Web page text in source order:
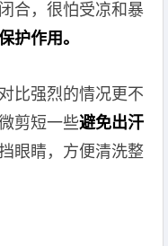
合，很怕受凉和暴
护作用。
比强烈的情况更不
剪短一些避免出汗
眼睛，方便清洗整